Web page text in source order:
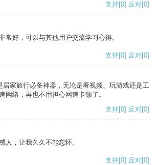
支持[0] 反对[0]
常好，可以与其他用户交流学习心得。
支持[0] 反对[0]
居家旅行必备神器，无论是看视频、玩游戏还是工
网络，再也不用担心网速卡顿了。
支持[0] 反对[0]
人，让我久久不能忘怀。
支持[0] 反对[0]